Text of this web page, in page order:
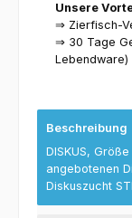
Unsere
⇒ Zierfisch-
⇒ 30 Tage
Lebendware)
Beschreibung
DISKUS,
angebotenen
Diskuszucht